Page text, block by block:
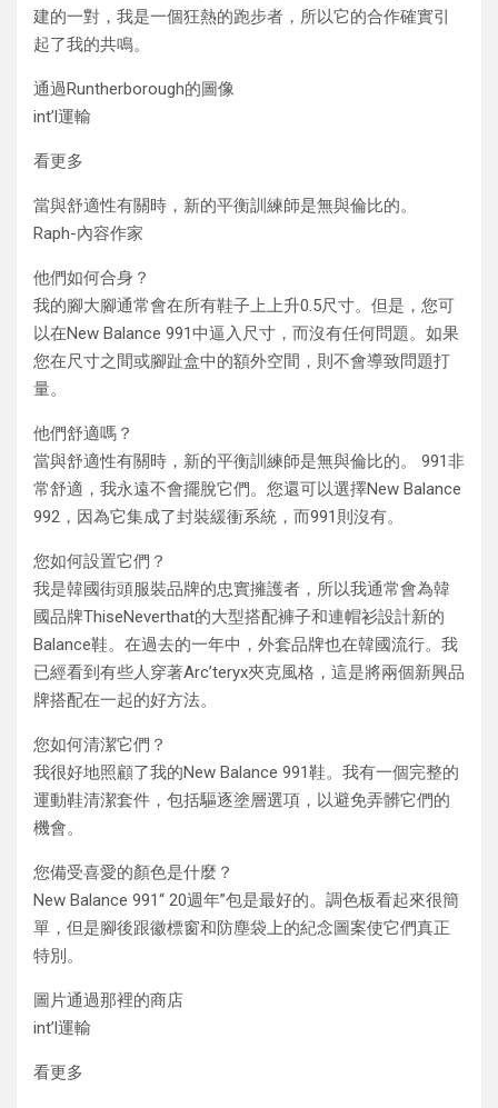
建的一對，我是一個狂熱的跑步者，所以它的合作確實引
起了我的共鳴。
通過Runtherborough的圖像
int’l運輸
看更多
當與舒適性有關時，新的平衡訓練師是無與倫比的。
Raph-內容作家
他們如何合身？
我的腳大腳通常會在所有鞋子上上升0.5尺寸。但是，您可
以在New Balance 991中逼入尺寸，而沒有任何問題。如果
您在尺寸之間或腳趾盒中的額外空間，則不會導致問題打
量。
他們舒適嗎？
當與舒適性有關時，新的平衡訓練師是無與倫比的。 991非
常舒適，我永遠不會擺脫它們。您還可以選擇New Balance
992，因為它集成了封裝緩衝系統，而991則沒有。
您如何設置它們？
我是韓國街頭服裝品牌的忠實擁護者，所以我通常會為韓
國品牌ThiseNeverthat的大型搭配褲子和連帽衫設計新的
Balance鞋。在過去的一年中，外套品牌也在韓國流行。我
已經看到有些人穿著Arc’teryx夾克風格，這是將兩個新興品
牌搭配在一起的好方法。
您如何清潔它們？
我很好地照顧了我的New Balance 991鞋。我有一個完整的
運動鞋清潔套件，包括驅逐塗層選項，以避免弄髒它們的
機會。
您備受喜愛的顏色是什麼？
New Balance 991“ 20週年”包是最好的。調色板看起來很簡
單，但是腳後跟徽標窗和防塵袋上的紀念圖案使它們真正
特別。
圖片通過那裡的商店
int’l運輸
看更多